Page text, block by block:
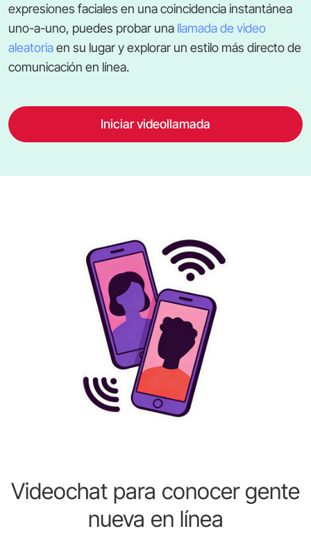
expresiones faciales en una coincidencia instantánea
uno-a-uno, puedes probar una llamada de video
aleatoriaen su lugar y explorar un estilo más directo de
comunicación en línea.
Iniciar videollamada
Videochat para conocer gente
nueva en línea